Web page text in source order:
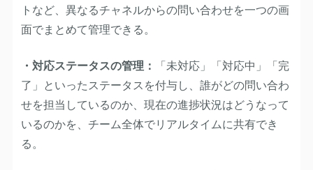
トなど、異なるチャネルからの問い合わせを一つの画
面でまとめて管理できる。
・対応ステータスの管理：
「未対応」「対応中」「完
了」といったステータスを付与し、誰がどの問い合わ
せを担当しているのか、現在の進捗状況はどうなって
いるのかを、チーム全体でリアルタイムに共有でき
る。